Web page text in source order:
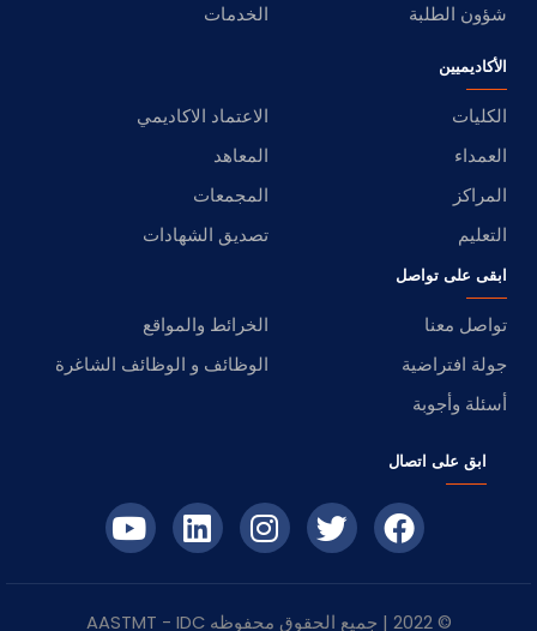
شؤون الطلبة
الخدمات
الأكاديميين
الكليات
الاعتماد الاكاديمي
العمداء
المعاهد
المراكز
المجمعات
التعليم
تصديق الشهادات
ابقى على تواصل
تواصل معنا
الخرائط والمواقع
جولة افتراضية
الوظائف و الوظائف الشاغرة
أسئلة وأجوبة
ابق على اتصال
© 2022 | جميع الحقوق محفوظه IDC
- AASTMT